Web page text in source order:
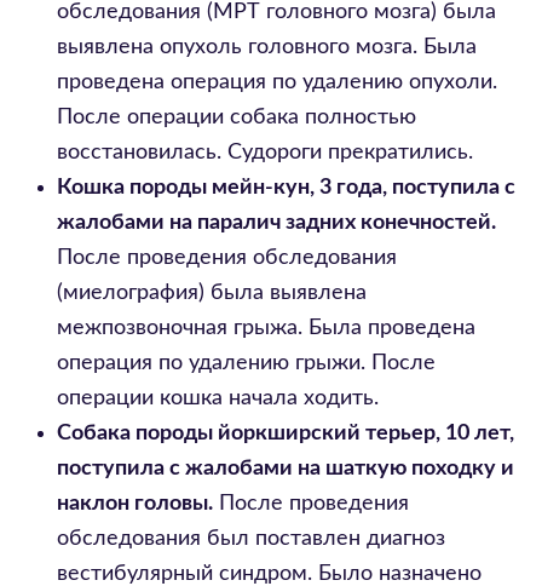
обследования (МРТ головного мозга) была
выявлена опухоль головного мозга. Была
проведена операция по удалению опухоли.
После операции собака полностью
восстановилась. Судороги прекратились.
Кошка породы мейн-кун, 3 года, поступила с
жалобами на паралич задних конечностей.
После проведения обследования
(миелография) была выявлена
межпозвоночная грыжа. Была проведена
операция по удалению грыжи. После
операции кошка начала ходить.
Собака породы йоркширский терьер, 10 лет,
поступила с жалобами на шаткую походку и
наклон головы. После проведения
обследования был поставлен диагноз
вестибулярный синдром. Было назначено